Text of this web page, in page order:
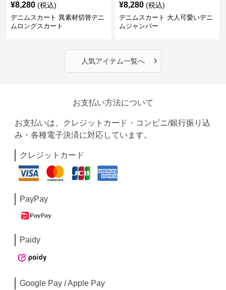
¥8,280 (税込)
デニムスカート 異素材切替デニ
ムロングスカート
¥8,280 (税込)
デニムスカート 大人可愛いデニ
ムジャンパー
人気アイテム一覧へ ›
お支払い方法について
お支払いは、クレジットカード・コンビニ/銀行振り込
み・各種電子決済に対応しています。
クレジットカード
PayPay
Paidy
Google Pay / Apple Pay